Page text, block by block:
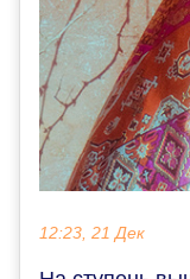
12:23, 21 Дек